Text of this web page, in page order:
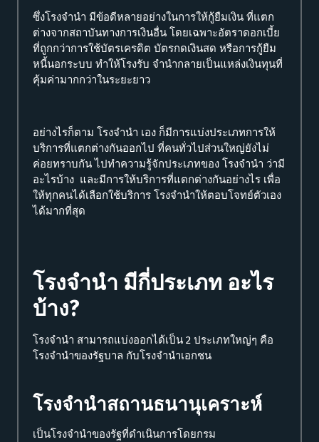
ซึ่งโรงจำนำ มีข้อดีหลายอย่างในการให้กู้ยืมเงิน ที่แตก
ต่างจากสถาบันทางการเงินอื่น โดยเฉพาะอัตราดอกเบี้ย
ที่ถูกกว่าการใช้บัตรเครดิต บัตรกดเงินสด หรือการกู้ยืม
หนี้นอกระบบ ทำให้โรงรับ จำนำกลายเป็นแหล่งเงินทุนที่
คุ้มค่ามากกว่าในระยะยาว
อย่างไรก็ตาม โรงจำนำ เอง ก็มีการแบ่งประเภทการให้
บริการที่แตกต่างกันออกไป ที่คนทั่วไปส่วนใหญ่ยังไม่
ค่อยทราบกัน ไปทำความรู้จักประเภทของ โรงจำนำ ว่ามี
อะไรบ้าง และมีการให้บริการที่แตกต่างกันอย่างไร เพื่อ
ให้ทุกคนได้เลือกใช้บริการ โรงจำนำให้ตอบโจทย์ตัวเอง
ได้มากที่สุด
โรงจำนำ มีกี่ประเภท อะไร
บ้าง?
โรงจำนำ สามารถแบ่งออกได้เป็น 2 ประเภทใหญ่ๆ คือ
โรงจำนำของรัฐบาล กับโรงจำนำเอกชน
โรงจำนำสถานธนานุเคราะห์
เป็นโรงจำนำของรัฐที่ดำเนินการโดยกรม